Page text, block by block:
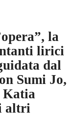
la
lirici
dal
Sumi Jo,
Katia
altri